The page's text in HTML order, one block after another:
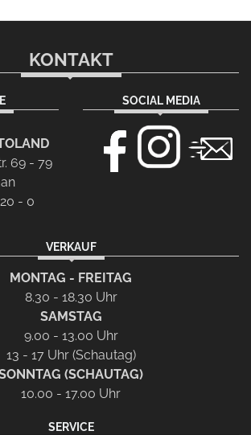
KONTAKT
69 - 79
- 0
SOCIAL MEDIA
VERKAUF
MONTAG - FREITAG
8.30 - 18.30 Uhr
SAMSTAG
9.00 - 13.00 Uhr
13 - 17 Uhr (Schautag)
(SCHAUTAG)
10.00 - 17.00 Uhr
SERVICE